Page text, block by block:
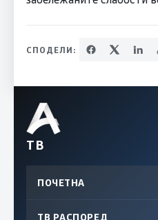
СПОДЕЛИ:
ТВ
ПОЧЕТНА
ТВ РАСПОРЕД